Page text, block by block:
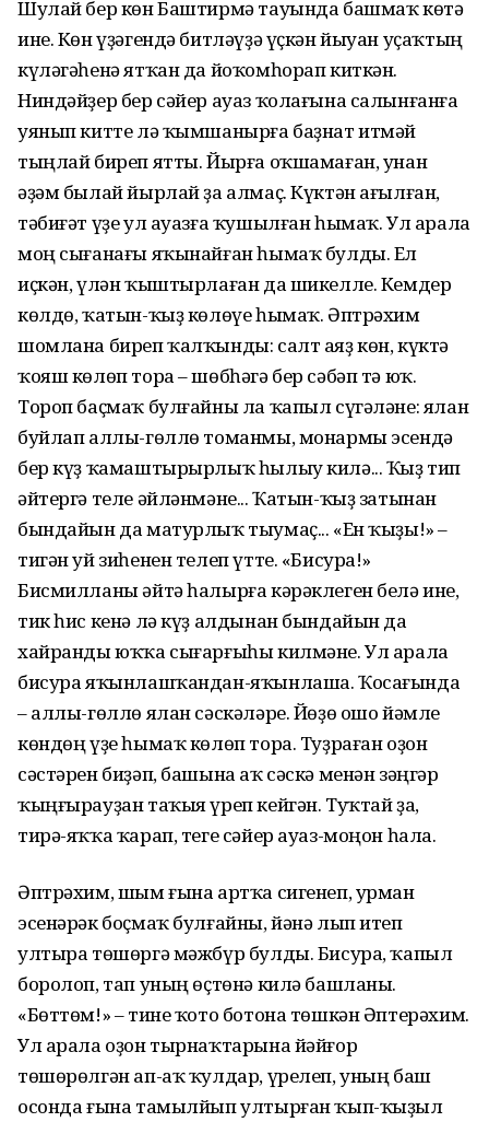
Шулай бер көн Баштирмә тауында башмаҡ көтә
ине. Көн үҙәгендә битләүҙә үҫкән йыуан уҫаҡтың
күләгәһенә ятҡан да йоҡомһорап киткән.
Ниндәйҙер бер сәйер ауаз ҡолағына салынғанға
уянып китте лә ҡымшанырға баҙнат итмәй
тыңлай биреп ятты. Йырға оҡшамаған, унан
әҙәм былай йырлай ҙа алмаҫ. Күктән ағылған,
тәбиғәт үҙе ул ауазға ҡушылған һымаҡ. Ул арала
моң сығанағы яҡынайған һымаҡ булды. Ел
иҫкән, үлән ҡыштырлаған да шикелле. Кемдер
көлдө, ҡатын-ҡыҙ көлөүе һымаҡ. Әптрәхим
шомлана биреп ҡалҡынды: салт аяҙ көн, күктә
ҡояш көлөп тора – шөбһәгә бер сәбәп тә юҡ.
Тороп баҫмаҡ булғайны ла ҡапыл сүгәләне: ялан
буйлап аллы-гөллө томанмы, монармы эсендә
бер күҙ ҡамашты­рырлыҡ һылыу килә... Ҡыҙ тип
әйтергә теле әйләнмәне... Ҡатын-ҡыҙ затынан
бындайын да матурлыҡ тыумаҫ... «Ен ҡыҙы!» –
тигән уй зиһенен телеп үтте. «Бисура!»
Бисмилланы әйтә һалырға кәрәклеген белә ине,
тик һис кенә лә күҙ алдынан бындайын да
хайранды юҡҡа сығарғыһы килмәне. Ул арала
бисура яҡынлашҡандан-яҡынлаша. Ҡоса­ғында
– аллы-гөллө ялан сәскәләре. Йөҙө ошо йәмле
көндөң үҙе һымаҡ көлөп тора. Туҙраған оҙон
сәстәрен биҙәп, башына аҡ сәскә менән зәңгәр
ҡыңғырауҙан таҡыя үреп кейгән. Туҡтай ҙа,
тирә-яҡҡа ҡарап, теге сәйер ауаз-моңон һала.
Әптрәхим, шым ғына артҡа сигенеп, урман
эсенәрәк боҫмаҡ булғайны, йәнә лып итеп
ултыра төшөргә мәжбүр булды. Бисура, ҡапыл
боролоп, тап уның өҫтөнә килә башланы.
«Бөттөм!» – тине ҡото ботона төшкән Әптерәхим.
Ул арала оҙон тырнаҡтарына йәйғор
төшөрөлгән ап-аҡ ҡулдар, үрелеп, уның баш
осонда ғына тамылйып ултырған ҡып-ҡыҙыл